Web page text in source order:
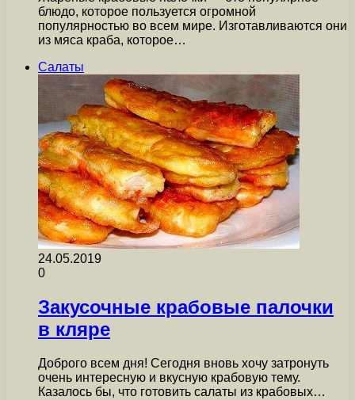
блюдо, которое пользуется огромной
популярностью во всем мире. Изготавливаются они
из мяса краба, которое…
Салаты
24.05.2019
0
Закусочные крабовые палочки
в кляре
Доброго всем дня! Сегодня вновь хочу затронуть
очень интересную и вкусную крабовую тему.
Казалось бы, что готовить салаты из крабовых…